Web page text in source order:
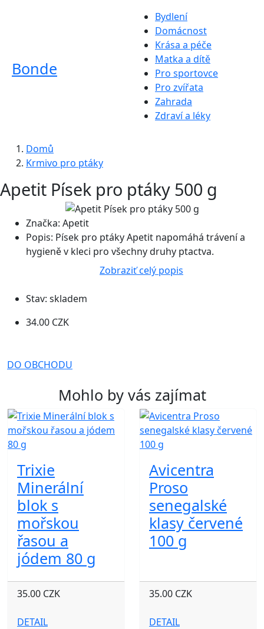
Bonde
Bydlení
Domácnost
Krása a péče
Matka a dítě
Pro sportovce
Pro zvířata
Zahrada
Zdraví a léky
Domů
Krmivo pro ptáky
Apetit Písek pro ptáky 500 g
Značka: Apetit
Popis: Písek pro ptáky Apetit napomáhá trávení a
hygieně v kleci pro všechny druhy ptactva.
Zobraziť celý popis
Stav: skladem
34.00 CZK
DO OBCHODU
Mohlo by vás zajímat
Trixie
Minerální
blok s
mořskou
řasou a
jódem 80 g
35.00 CZK
DETAIL
Avicentra
Proso
senegalské
klasy červené
100 g
35.00 CZK
DETAIL